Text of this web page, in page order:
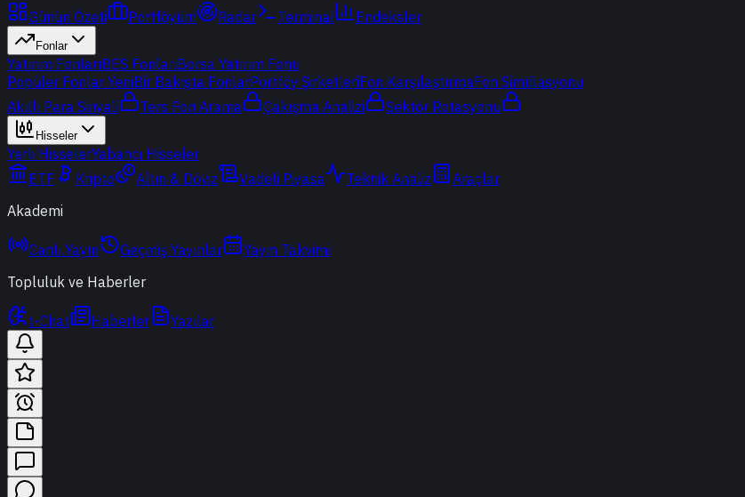
Günün Özeti Portföyüm Radar Terminal Endeksler
Fonlar
Yatırım FonlarıBES FonlarıBorsa Yatırım Fonu
Popüler Fonlar YeniBir Bakışta FonlarPortföy ŞirketleriFon KarşılaştırmaFon Simülasyonu
Akıllı Para Sinyali
Ters Fon Arama Çakışma Analizi Sektör Rotasyonu
Hisseler
Yerli HisselerYabancı Hisseler
ETF
Kripto Altın & Döviz Vadeli Piyasa Teknik Analiz
Araçlar
Akademi
Canlı Yayın Geçmiş Yayınlar
Yayın Takvimi
Topluluk ve Haberler
t-Chat Haberler Yazılar